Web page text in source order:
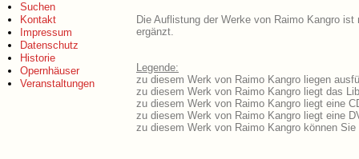
Suchen
Kontakt
Impressum
Datenschutz
Historie
Opernhäuser
Veranstaltungen
Die Auflistung der Werke von Raimo Kangro
ergänzt.
Legende:
zu diesem Werk von Raimo Kangro liegen
zu diesem Werk von Raimo Kangro liegt das
zu diesem Werk von Raimo Kangro liegt eine
zu diesem Werk von Raimo Kangro liegt eine
zu diesem Werk von Raimo Kangro können